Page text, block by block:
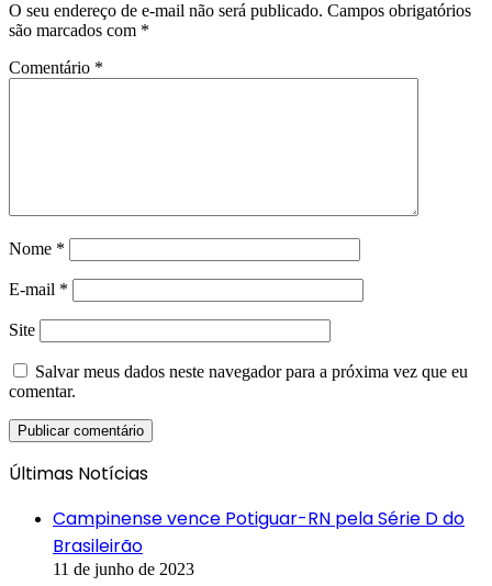
O seu endereço de e-mail não será publicado. Campos obrigatórios
são marcados com *
Comentário *
Nome *
E-mail *
Site
Salvar meus dados neste navegador para a próxima vez que eu
comentar.
Últimas Notícias
Campinense vence Potiguar-RN pela Série D do
Brasileirão
11 de junho de 2023